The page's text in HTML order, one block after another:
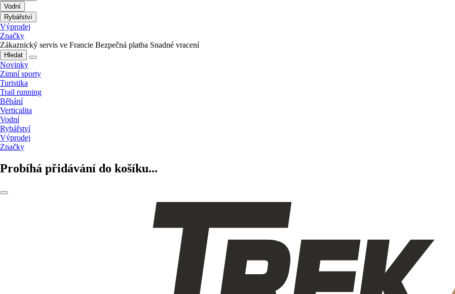
Vodní
Rybářství
Výprodej
Značky
Zákaznický servis ve Francie Bezpečná platba Snadné vracení
Hledat
Novinky
Zimní sporty
Turistika
Trail running
Běhání
Verticalita
Vodní
Rybářství
Výprodej
Značky
Probíhá přidávání do košíku...